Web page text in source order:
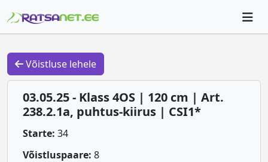
Võistluse lehele
03.05.25 - Klass 4OS | 120 cm | Art.
238.2.1a, puhtus-kiirus | CSI1*
Starte: 34
Võistluspaare: 8